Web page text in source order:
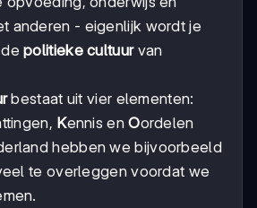
anderen - eigenlijk wordt je
depolitieke cultuurvan
bestaat uit vier elementen:
Kennis enOordelen
hebben we bijvoorbeeld
te overleggen voordat we